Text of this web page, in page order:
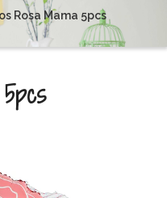
Rosa Mama 5pcs